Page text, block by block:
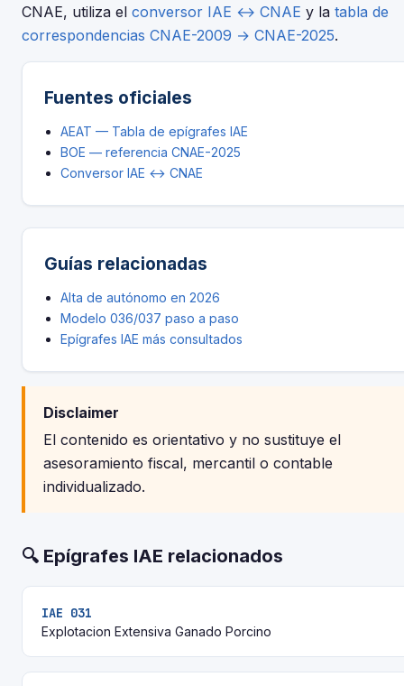
CNAE, utiliza el conversor IAE ↔ CNAE y la tabla de
correspondencias CNAE-2009 → CNAE-2025.
Fuentes oficiales
AEAT — Tabla de epígrafes IAE
BOE — referencia CNAE-2025
Conversor IAE ↔ CNAE
Guías relacionadas
Alta de autónomo en 2026
Modelo 036/037 paso a paso
Epígrafes IAE más consultados
Disclaimer
El contenido es orientativo y no sustituye el
asesoramiento fiscal, mercantil o contable
individualizado.
🔍 Epígrafes IAE relacionados
IAE 031
Explotacion Extensiva Ganado Porcino